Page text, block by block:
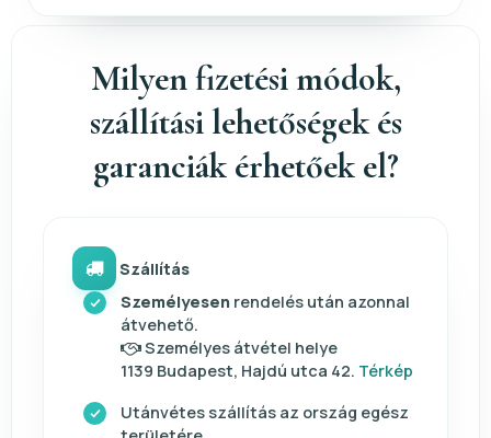
Milyen fizetési módok,
szállítási lehetőségek és
garanciák érhetőek el?
Szállítás
Személyesen rendelés után azonnal
átvehető.
Személyes átvétel helye
1139 Budapest, Hajdú utca 42. Térkép
Utánvétes szállítás az ország egész